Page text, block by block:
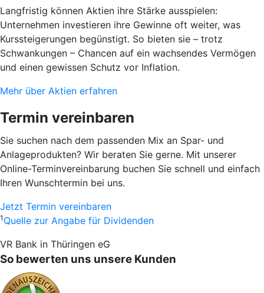
Langfristig können Aktien ihre Stärke ausspielen:
Unternehmen investieren ihre Gewinne oft weiter, was
Kurssteigerungen begünstigt. So bieten sie – trotz
Schwankungen – Chancen auf ein wachsendes Vermögen
und einen gewissen Schutz vor Inflation.
Mehr über Aktien erfahren
Termin vereinbaren
Sie suchen nach dem passenden Mix an Spar- und
Anlageprodukten? Wir beraten Sie gerne. Mit unserer
Online-Terminvereinbarung buchen Sie schnell und einfach
Ihren Wunschtermin bei uns.
Jetzt Termin vereinbaren
1 Quelle zur Angabe für Dividenden
VR Bank in Thüringen eG
So bewerten uns unsere Kunden